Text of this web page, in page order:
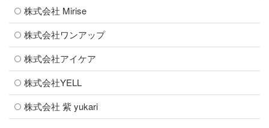
株式会社 Mirise
株式会社ワンアップ
株式会社アイケア
株式会社YELL
株式会社 紫 yukari